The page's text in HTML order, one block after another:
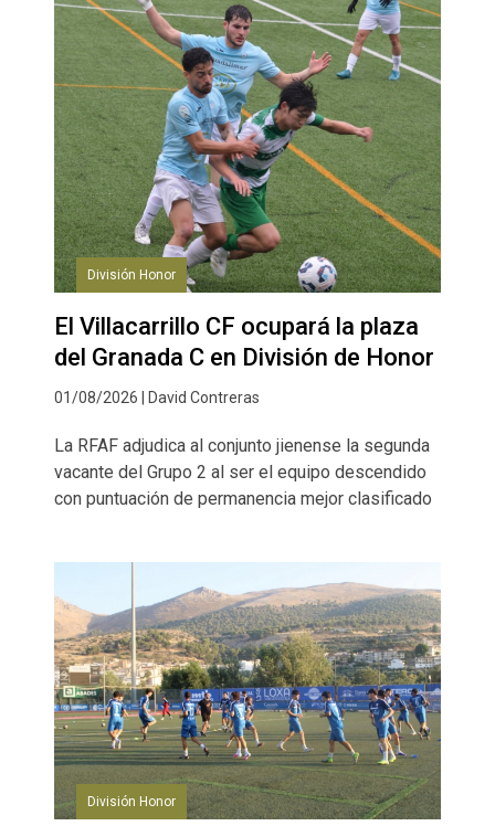
División Honor
El Villacarrillo CF ocupará la plaza
del Granada C en División de Honor
01/08/2026 | David Contreras
La RFAF adjudica al conjunto jienense la segunda
vacante del Grupo 2 al ser el equipo descendido
con puntuación de permanencia mejor clasificado
División Honor